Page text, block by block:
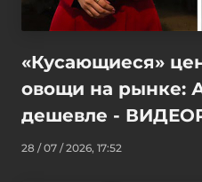
«Кусающиеся»
овощи на рынке:
дешевле -
28 / 07 / 2026, 17:52